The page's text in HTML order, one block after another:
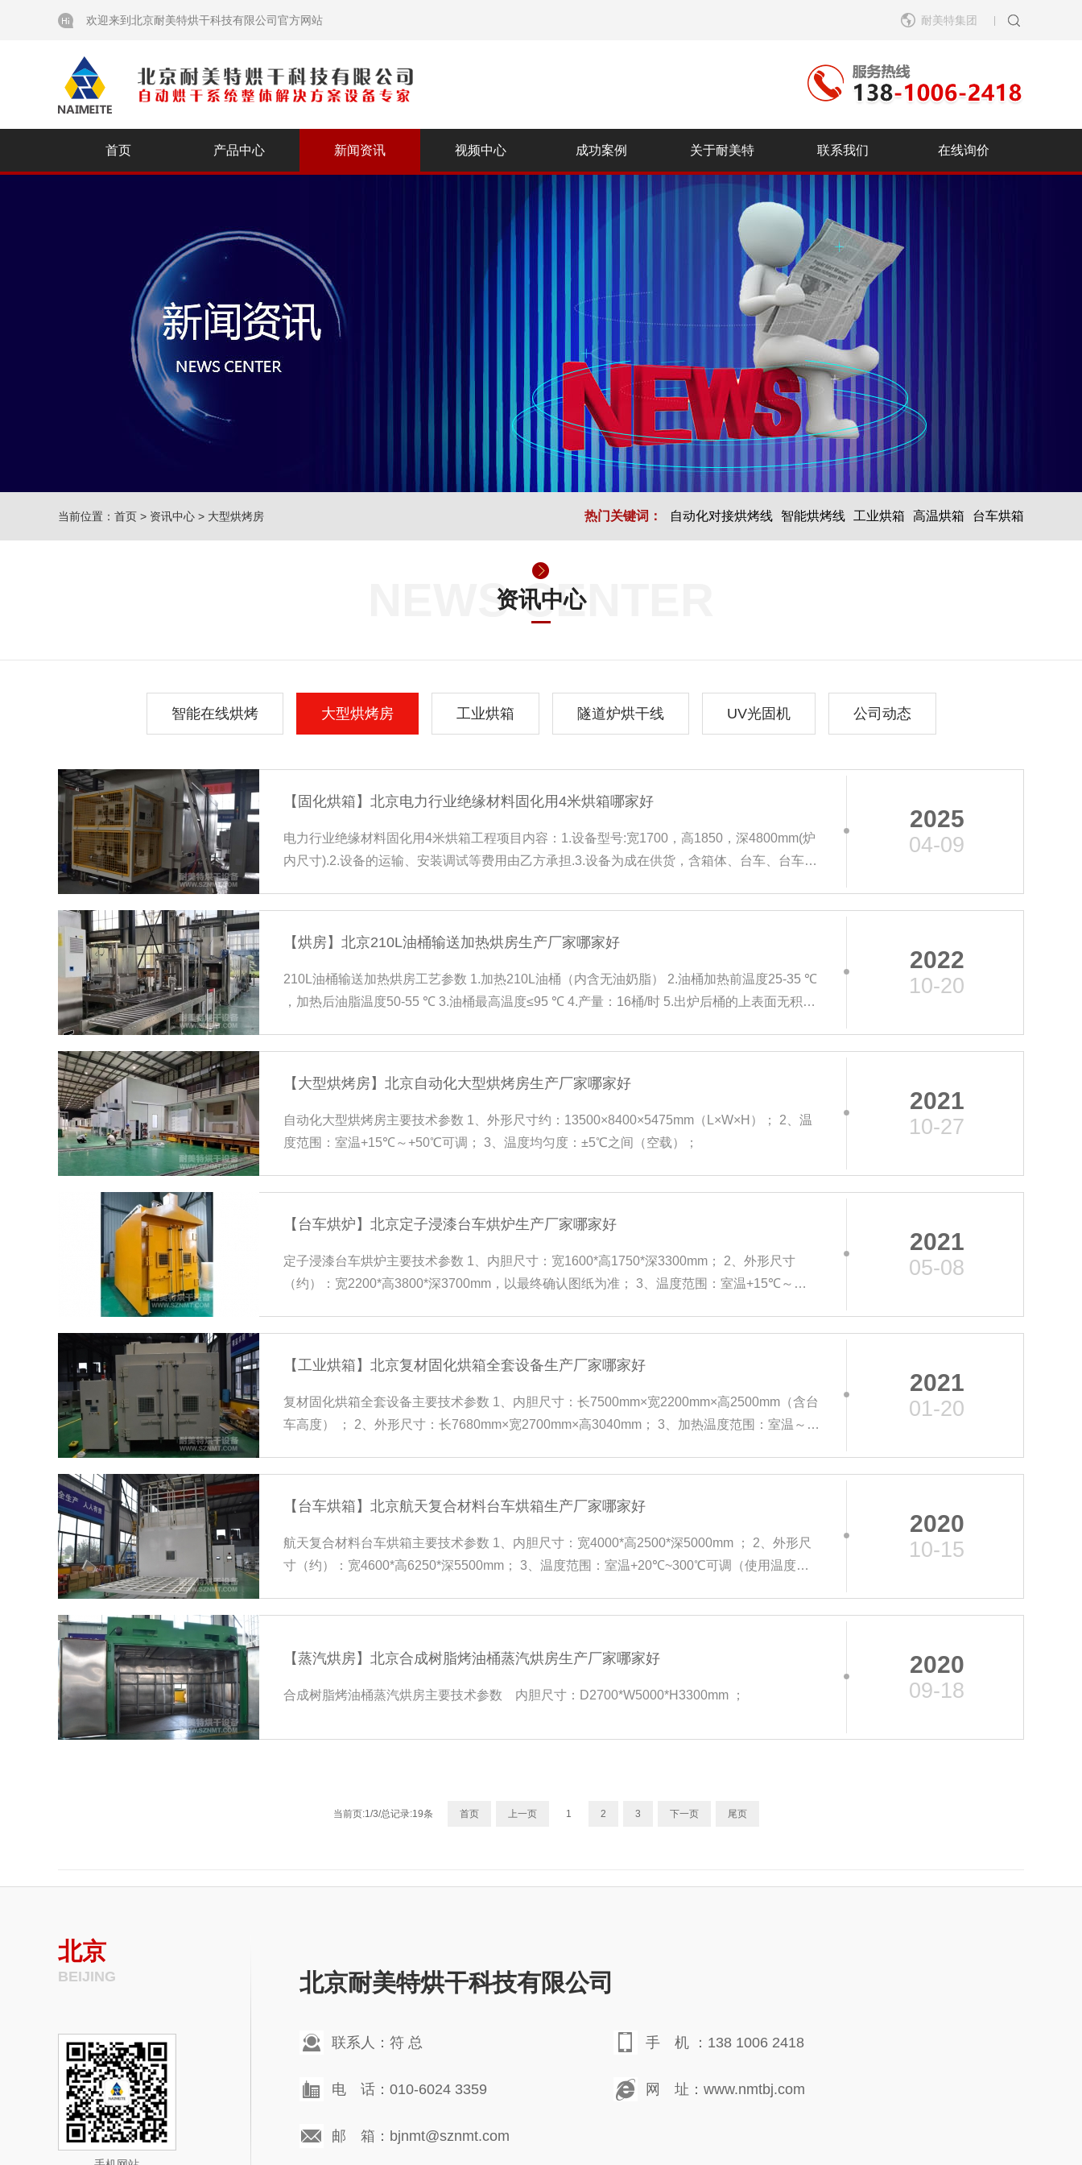
欢迎来到北京耐美特烘干科技有限公司官方网站 耐美特集团
首页 产品中心 新闻资讯 视频中心 成功案例 关于耐美特 联系我们 在线询价
当前位置： 首页 > 资讯中心 > 大型烘烤房 热门关键词： 自动化对接烘烤线 智能烘烤线 工业烘箱 高温烘箱 台车烘箱
NEWS CENTER
资讯中心
智能在线烘烤 大型烘烤房 工业烘箱 隧道炉烘干线 UV光固机 公司动态
【固化烘箱】北京电力行业绝缘材料固化用4米烘箱哪家好
电力行业绝缘材料固化用4米烘箱工程项目内容：1.设备型号:宽1700，高1850，深4800mm(炉
内尺寸).2.设备的运输、安装调试等费用由乙方承担.3.设备为成在供货，含箱体、台车、台车产
2025
04-09
【烘房】北京210L油桶输送加热烘房生产厂家哪家好
210L油桶输送加热烘房工艺参数 1.加热210L油桶（内含无油奶脂） 2.油桶加热前温度25-35 ℃
，加热后油脂温度50-55 ℃ 3.油桶最高温度≤95 ℃ 4.产量：16桶/时 5.出炉后桶的上表面无积水
2022
10-20
【大型烘烤房】北京自动化大型烘烤房生产厂家哪家好
自动化大型烘烤房主要技术参数 1、外形尺寸约：13500×8400×5475mm（L×W×H）； 2、温
度范围：室温+15℃～+50℃可调； 3、温度均匀度：±5℃之间（空载）；
2021
10-27
【台车烘炉】北京定子浸漆台车烘炉生产厂家哪家好
定子浸漆台车烘炉主要技术参数 1、内胆尺寸：宽1600*高1750*深3300mm； 2、外形尺寸
（约）：宽2200*高3800*深3700mm，以最终确认图纸为准； 3、温度范围：室温+15℃～
2021
05-08
【工业烘箱】北京复材固化烘箱全套设备生产厂家哪家好
复材固化烘箱全套设备主要技术参数 1、内胆尺寸：长7500mm×宽2200mm×高2500mm（含台
车高度） ； 2、外形尺寸：长7680mm×宽2700mm×高3040mm； 3、加热温度范围：室温～
2021
01-20
【台车烘箱】北京航天复合材料台车烘箱生产厂家哪家好
航天复合材料台车烘箱主要技术参数 1、内胆尺寸：宽4000*高2500*深5000mm ； 2、外形尺
寸（约）：宽4600*高6250*深5500mm； 3、温度范围：室温+20℃~300℃可调（使用温度约
2020
10-15
【蒸汽烘房】北京合成树脂烤油桶蒸汽烘房生产厂家哪家好
合成树脂烤油桶蒸汽烘房主要技术参数 内胆尺寸：D2700*W5000*H3300mm ；
2020
09-18
当前页:1/3/总记录:19条 首页 上一页 1 2 3 下一页 尾页
北京
BEIJING 北京耐美特烘干科技有限公司
联系人：符 总 手 机 ：138 1006 2418
电 话：010-6024 3359 网 址：www.nmtbj.com
邮 箱：bjnmt@sznmt.com